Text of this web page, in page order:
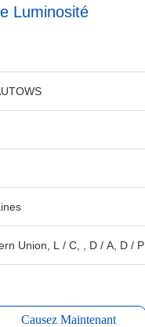
Luminosité
Union, L / C, , D / A, D / P
Causez Maintenant